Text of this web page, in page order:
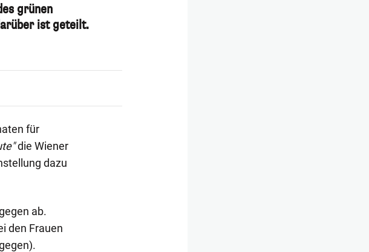
grünen
ist geteilt.
für
die Wiener
dazu
ab.
den Frauen